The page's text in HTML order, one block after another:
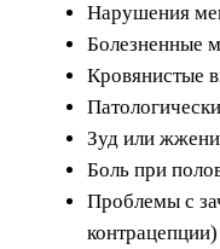
Нарушения
Болезненные
Кровянистые
Зуд или
Боль при
Проблемы с
контрацепции)